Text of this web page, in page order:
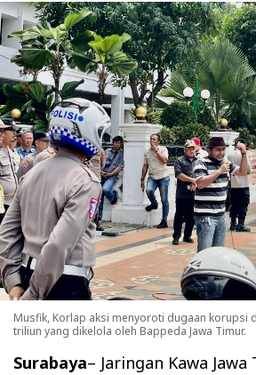
Musfik, Korlap aksi menyoroti dugaan korupsi
triliun yang dikelola oleh Bappeda Jawa Timur.
Surabaya– Jaringan Kawa Jawa